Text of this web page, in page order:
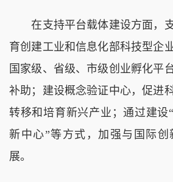
在支持平台载体建设方面，
育创建工业和信息化部科技型企
国家级、省级、市级创业孵化平
补助；建设概念验证中心，促进
转移和培育新兴产业；通过建设
新中心”等方式，加强与国际
展。